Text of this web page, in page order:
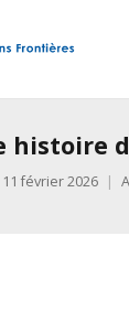
histoire
11 février 2026